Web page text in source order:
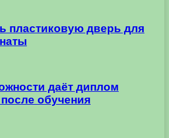
пластиковую дверь для
даёт диплом
обучения